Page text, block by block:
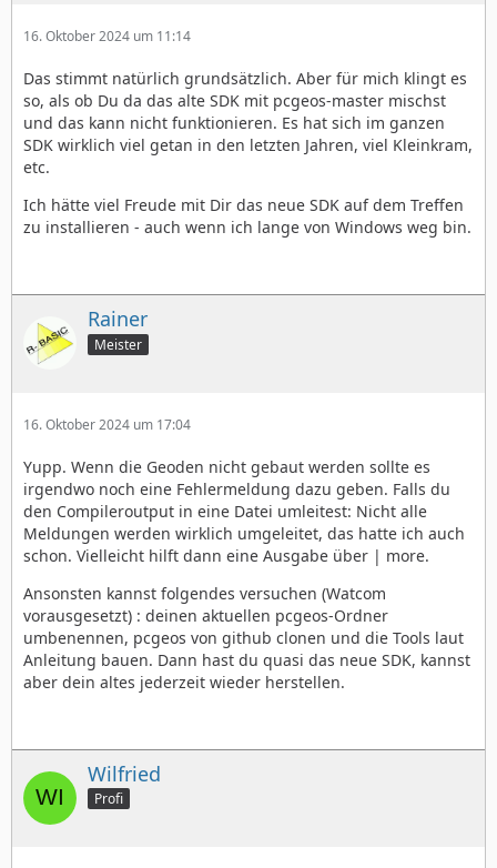
16. Oktober 2024 um 11:14
Das stimmt natürlich grundsätzlich. Aber für mich klingt es
so, als ob Du da das alte SDK mit pcgeos-master mischst
und das kann nicht funktionieren. Es hat sich im ganzen
SDK wirklich viel getan in den letzten Jahren, viel Kleinkram,
etc.
Ich hätte viel Freude mit Dir das neue SDK auf dem Treffen
zu installieren - auch wenn ich lange von Windows weg bin.
Rainer
Meister
16. Oktober 2024 um 17:04
Yupp. Wenn die Geoden nicht gebaut werden sollte es
irgendwo noch eine Fehlermeldung dazu geben. Falls du
den Compileroutput in eine Datei umleitest: Nicht alle
Meldungen werden wirklich umgeleitet, das hatte ich auch
schon. Vielleicht hilft dann eine Ausgabe über | more.
Ansonsten kannst folgendes versuchen (Watcom
vorausgesetzt) : deinen aktuellen pcgeos-Ordner
umbenennen, pcgeos von github clonen und die Tools laut
Anleitung bauen. Dann hast du quasi das neue SDK, kannst
aber dein altes jederzeit wieder herstellen.
Wilfried
Profi